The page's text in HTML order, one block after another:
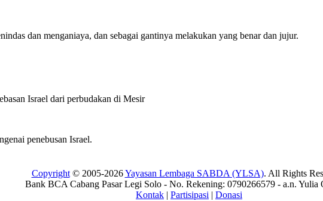
dan menganiaya, dan sebagai gantinya melakukan yang benar dan jujur.
Israel dari perbudakan di Mesir
penebusan Israel.
Copyright© 2005-2026Yayasan Lembaga SABDA (YLSA). All Rights
Bank BCA Cabang Pasar Legi Solo - No. Rekening: 0790266579 - a.n. Yulia
Kontak | Partisipasi | Donasi